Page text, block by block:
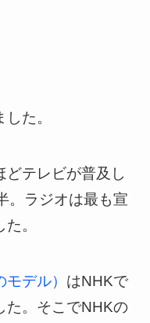
た。
どテレビが普及し
。ラジオは最も宣
。
デル） はNHKで
た。そこでNHKの